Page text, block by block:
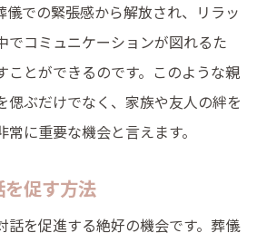
儀での緊張感から解放され、リラッ
でコミュニケーションが図れるた
ことができるのです。このような親
偲ぶだけでなく、家族や友人の絆を
に重要な機会と言えます。
促す方法
話を促進する絶好の機会です。葬儀